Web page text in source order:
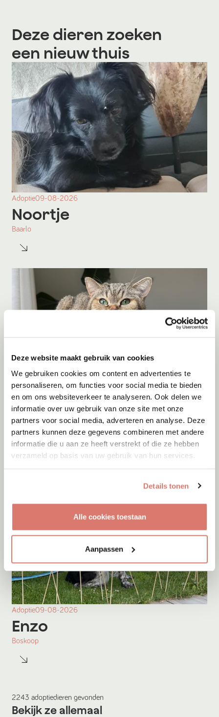
Deze website maakt gebruik van cookies
We gebruiken cookies om content en advertenties te
personaliseren, om functies voor social media te bieden
en om ons websiteverkeer te analyseren. Ook delen we
informatie over uw gebruik van onze site met onze
partners voor social media, adverteren en analyse. Deze
partners kunnen deze gegevens combineren met andere
informatie die u aan ze heeft verstrekt of die ze hebben
verzameld op basis van uw gebruik van hun services.
Details tonen
Alle cookies toestaan
Aanpassen
Deze dieren zoeken
een nieuw thuis
Adoptie09-08-2026
Noortje
Baarlo
Adoptie 09-08-2026
Yoki
Amersfoort
Adoptie09-08-2026
Enzo
Boskoop
2243 adoptiedieren gevonden
Bekijk ze allemaal